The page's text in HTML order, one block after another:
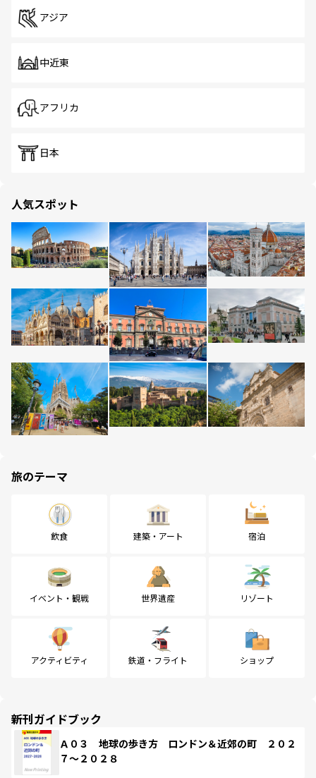
アジア
中近東
アフリカ
日本
人気スポット
旅のテーマ
飲食 建築・アート 宿泊
イベント・観戦 世界遺産 リゾート
アクティビティ 鉄道・フライト ショップ
新刊ガイドブック
Ａ０３ 地球の歩き方 ロンドン＆近郊の町 ２０２
７～２０２８